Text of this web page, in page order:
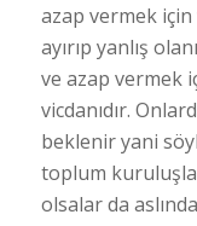
azap vermek için
ayırıp yanlış
ve azap vermek
vicdanıdır.
beklenir yani
toplum
olsalar da